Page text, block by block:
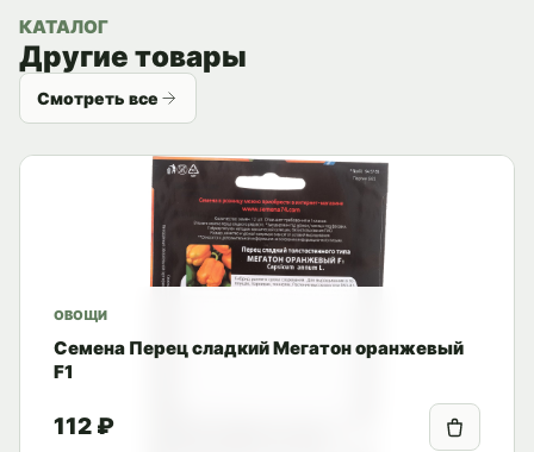
КАТАЛОГ
Другие товары
Смотреть все
ОВОЩИ
Семена Перец сладкий Мегатон оранжевый
F1
112 ₽